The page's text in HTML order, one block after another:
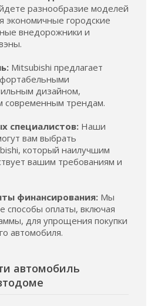
разнообразие моделей
экономичные городские
внедорожники и
Mitsubishi предлагает
дизайном,
современным трендам.
специалистов: Наши
вам выбрать
который наилучшим
вашим требованиям и
финансирования: Мы
способы оплаты, включая
для упрощения покупки
автомобиля.
автомобиль